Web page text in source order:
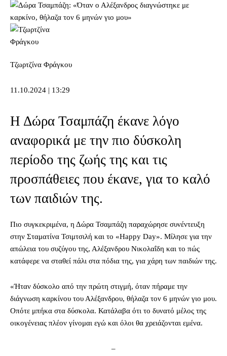
Τζωρτζίνα Φράγκου
11.10.2024 | 13:29
Η Δώρα Τσαμπάζη έκανε λόγο
αναφορικά με την πιο δύσκολη
περίοδο της ζωής της και τις
προσπάθειες που έκανε, για το καλό
των παιδιών της.
Πιο συγκεκριμένα, η Δώρα Τσαμπάζη παραχώρησε συνέντευξη
στην Σταματίνα Τσιμτσιλή και το «Happy Day». Μίλησε για την
απώλεια του συζύγου της, Αλέξανδρου Νικολαΐδη και το πώς
κατάφερε να σταθεί πάλι στα πόδια της, για χάρη των παιδιών της.
«Ήταν δύσκολο από την πρώτη στιγμή, όταν πήραμε την
διάγνωση καρκίνου του Αλέξανδρου, θήλαζα τον 6 μηνών γιο μου.
Οπότε μπήκα στα δύσκολα. Κατάλαβα ότι το δυνατό μέλος της
οικογένειας πλέον γίνομαι εγώ και όλοι θα χρειάζονται εμένα.
–